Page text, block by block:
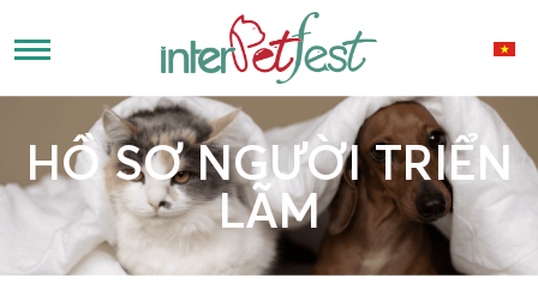
HỒ SƠ NGƯỜI TRIỂN
LÃM